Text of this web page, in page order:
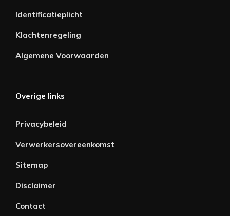
Identificatieplicht
Klachtenregeling
Algemene Voorwaarden
Overige links
Privacybeleid
Verwerkersovereenkomst
Sitemap
Disclaimer
Contact